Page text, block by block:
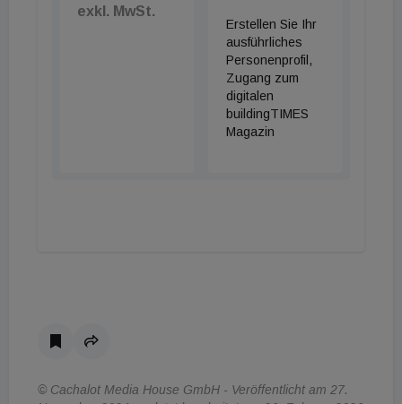
exkl. MwSt.
Erstellen Sie Ihr
ausführliches
Personenprofil,
Zugang zum
digitalen
buildingTIMES
Magazin
© Cachalot Media House GmbH - Veröffentlicht am 27.